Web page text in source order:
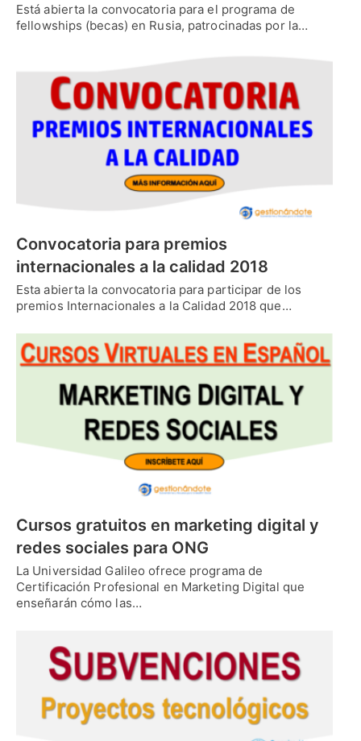
Está abierta la convocatoria para el programa de
fellowships (becas) en Rusia, patrocinadas por la…
Convocatoria para premios
internacionales a la calidad 2018
Esta abierta la convocatoria para participar de los
premios Internacionales a la Calidad 2018 que…
Cursos gratuitos en marketing digital y
redes sociales para ONG
La Universidad Galileo ofrece programa de
Certificación Profesional en Marketing Digital que
enseñarán cómo las…